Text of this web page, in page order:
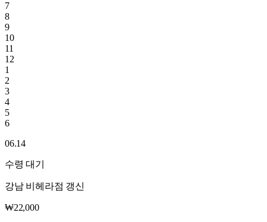
7
8
9
10
11
12
1
2
3
4
5
6
06.14
수령 대기
강남 비헤라점 갱신
₩22,000